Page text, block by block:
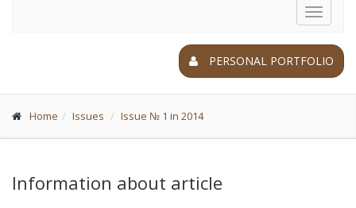
Toggle
PERSONAL PORTFOLIO
Home Issues Issue № 1 in 2014
Information about article